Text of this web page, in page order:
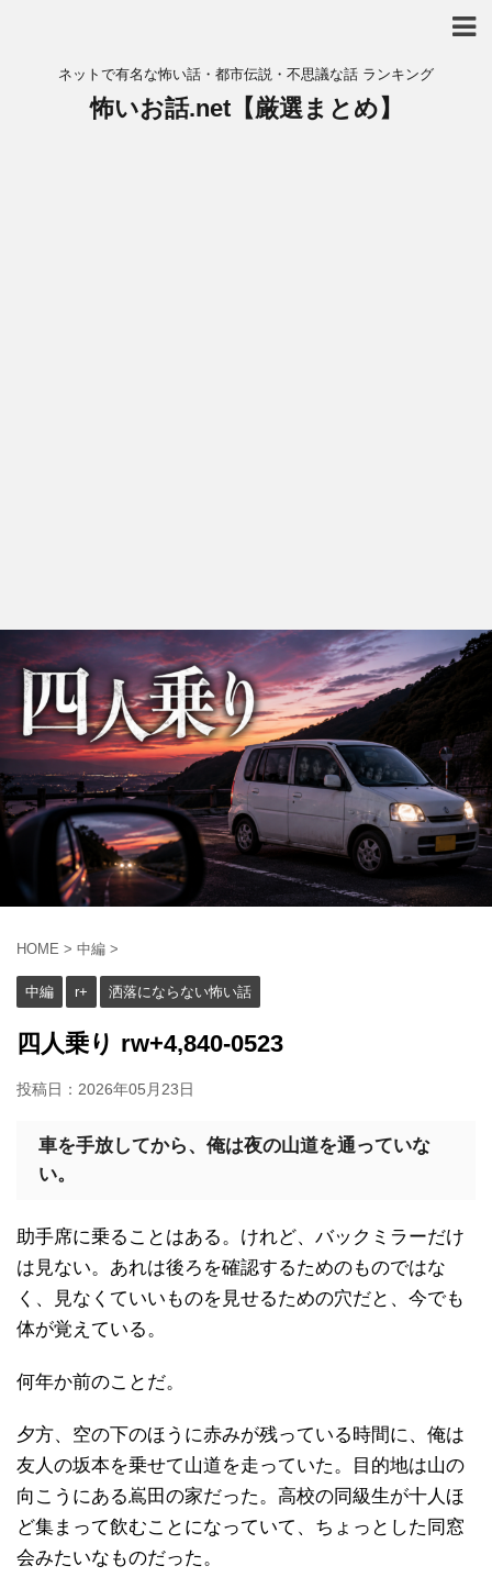
ネットで有名な怖い話・都市伝説・不思議な話 ランキング
怖いお話.net【厳選まとめ】
HOME > 中編 >
中編 r+ 洒落にならない怖い話
四人乗り rw+4,840-0523
投稿日： 2026年05月23日
車を手放してから、俺は夜の山道を通っていな
い。
助手席に乗ることはある。けれど、バックミラーだけ
は見ない。あれは後ろを確認するためのものではな
く、見なくていいものを見せるための穴だと、今でも
体が覚えている。
何年か前のことだ。
夕方、空の下のほうに赤みが残っている時間に、俺は
友人の坂本を乗せて山道を走っていた。目的地は山の
向こうにある嶌田の家だった。高校の同級生が十人ほ
ど集まって飲むことになっていて、ちょっとした同窓
会みたいなものだった。